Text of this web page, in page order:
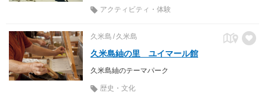
アクティビティ・体験
久米島 久米島
久米島紬の里 ユイマール館
久米島紬のテーマパーク
歴史・文化